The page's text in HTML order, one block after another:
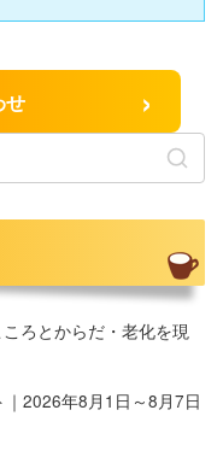
せ ›
ろとからだ・老化を現
｜2026年8月1日～8月7日